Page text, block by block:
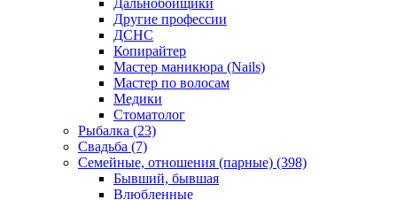
Дальнобойщики
Другие профессии
ДСНС
Копирайтер
Мастер маникюра (Nails)
Мастер по волосам
Медики
Стоматолог
Рыбалка (23)
Свадьба (7)
Семейные, отношения (парные) (398)
Бывший, бывшая
Влюбленные